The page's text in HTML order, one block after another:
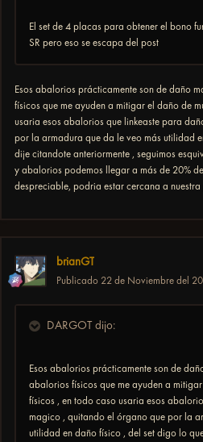
El set de 4 placas para obtener el bono
SR pero eso se escapa del post
Esos abalorios prácticamente son de daño
físicos que me ayuden a mitigar el daño de
usaria esos abalorios que linkeaste para
por la armadura que da le veo más utilidad
dije citandote anteriormente , seguimos
y abalorios podemos llegar a más de 20%
despreciable, podria estar cercana a
brianGT
Publicado 22 de Noviembre del
DARGOT dijo:
Esos abalorios prácticamente son de
abalorios físicos que me ayuden a
físicos , en todo caso usaria esos
magico , quitando el órgano que por la
utilidad en daño físico , del set digo lo